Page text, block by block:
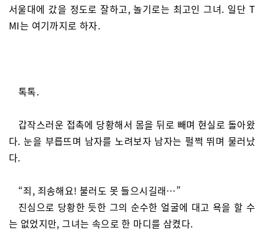
서울대에 갔을 정도로 잘하고, 놀기로는 최고인 그녀. 일단 T
MI는 여기까지로 하자.
톡톡.
갑작스러운 접촉에 당황해서 몸을 뒤로 빼며 현실로 돌아왔
다. 눈을 부릅뜨며 남자를 노려보자 남자는 펄쩍 뛰며 물러났
다.
“죄, 죄송해요! 불러도 못 들으시길래…”
진심으로 당황한 듯한 그의 순수한 얼굴에 대고 욕을 할 수
는 없었지만, 그녀는 속으로 한 마디를 삼켰다.